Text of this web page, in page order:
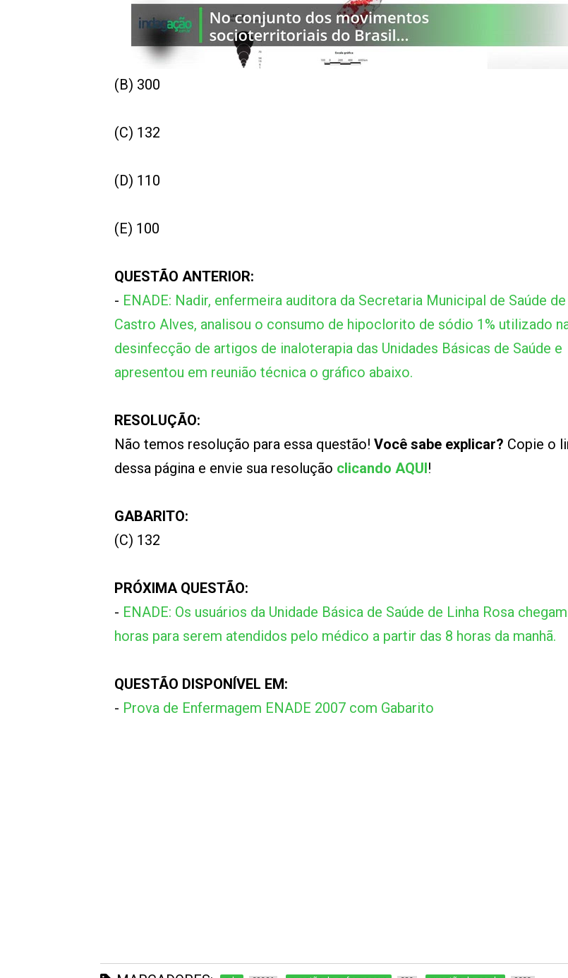
indagacao
(B) 300
(C) 132
(D) 110
(E) 100
QUESTÃO ANTERIOR:
- ENADE: Nadir, enfermeira auditora da Secretaria Municipal de Saúde de
Castro Alves, analisou o consumo de hipoclorito de sódio 1% utilizado
desinfecção de artigos de inaloterapia das Unidades Básicas de Saúde e
apresentou em reunião técnica o gráfico abaixo.
RESOLUÇÃO:
Não temos resolução para essa questão! Você sabe explicar? Copie o
dessa página e envie sua resolução clicando AQUI!
GABARITO:
(C) 132
PRÓXIMA QUESTÃO:
- ENADE: Os usuários da Unidade Básica de Saúde de Linha Rosa
horas para serem atendidos pelo médico a partir das 8 horas da manhã.
QUESTÃO DISPONÍVEL EM:
- Prova de Enfermagem ENADE 2007 com Gabarito